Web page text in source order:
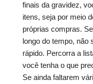
finais da gravidez,
itens, seja por meio
próprias compras.
longo do tempo, não
rápido. Percorra a
você tenha o que
Se ainda faltarem